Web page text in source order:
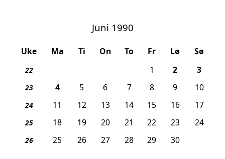
Juni 1990
Uke Ma Ti On To Fr Lø Sø
22 1 2, Pinseaften
3, 1.
23 4, 2. pinsedag
5 6 7 8 9 10
24 11 12 13 14 15 16 17
25 18 19 20 21 22 23 24
26 25 26 27 28 29 30